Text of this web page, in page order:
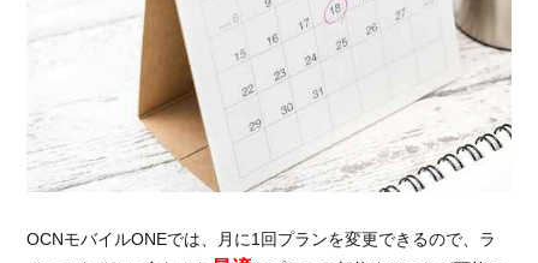
OCNモバイルONEでは、月に1回プランを変更できるので、ラ